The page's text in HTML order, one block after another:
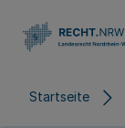
Startseite